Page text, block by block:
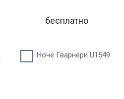
бесплатно
Ноче Гварнери U1549